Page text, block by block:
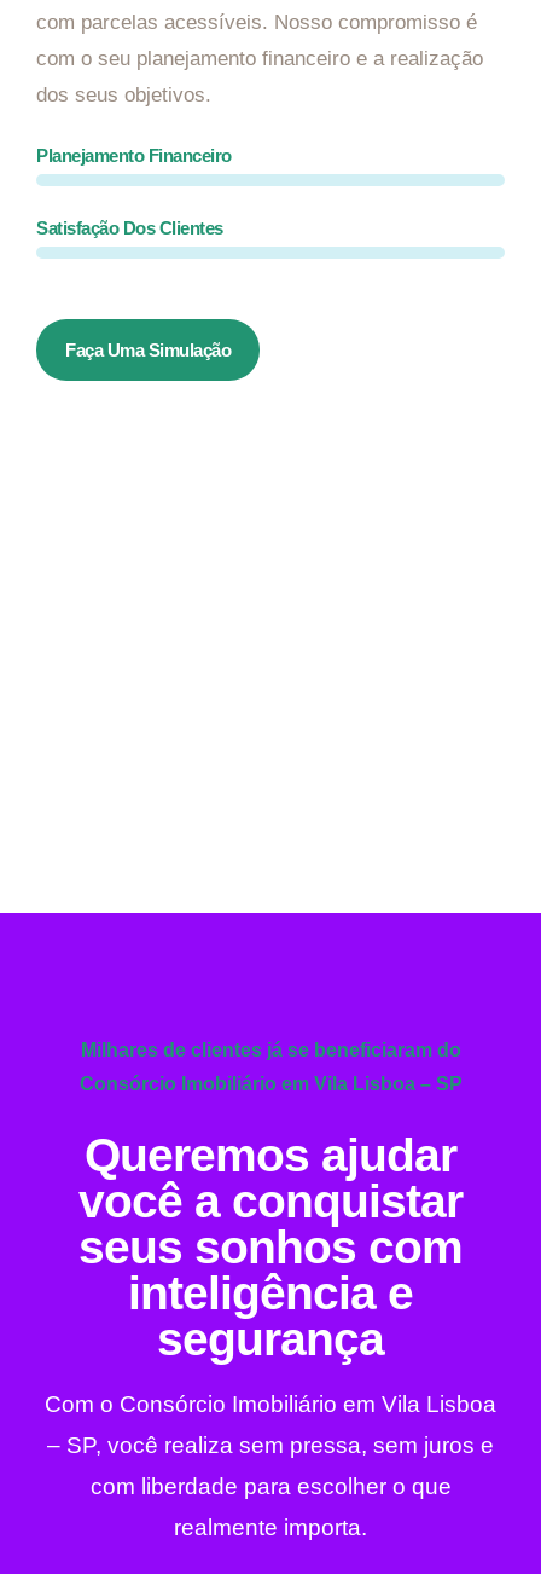
com parcelas acessíveis. Nosso compromisso é
com o seu planejamento financeiro e a realização
dos seus objetivos.
Planejamento Financeiro
Satisfação Dos Clientes
Faça Uma Simulação
Milhares de clientes já se beneficiaram do
Consórcio Imobiliário em Vila Lisboa – SP
Queremos ajudar
você a conquistar
seus sonhos com
inteligência e
segurança
Com o Consórcio Imobiliário em Vila Lisboa
– SP, você realiza sem pressa, sem juros e
com liberdade para escolher o que
realmente importa.